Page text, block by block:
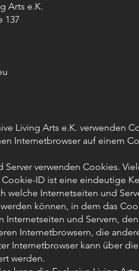
Arts e.K.
137
Living Arts e.K. verwenden
Internetbrowser auf einem
Server verwenden Cookies.
ID ist eine eindeutige
welche Internetseiten und
können, in dem das
Internetseiten und Servern,
Internetbrowsern, die
Internetbrowser kann über
werden.